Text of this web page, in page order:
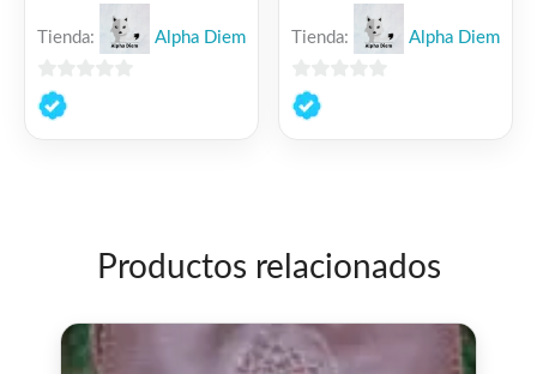
Tienda: Alpha Diem
0
de
Tienda: Alpha Diem
0
de
Productos relacionados